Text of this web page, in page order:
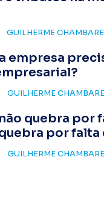
GUILHERME
empresa
GUILHERME
quebra por
por falta
GUILHERME